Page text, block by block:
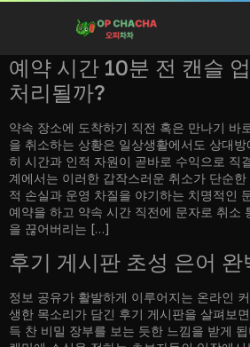
[작성자:]wee
예약 시간 10분 전 캔슬
처리될까?
약속 장소에 도착하기 직전 혹은 만나기 바
을 취소하는 상황은 일상생활에서도 상대
히 시간과 인적 자원이 곧바로 수익으로 직
계에서는 이러한 갑작스러운 취소가 단순
적 손실과 운영 차질을 야기하는 치명적인
예약을 하고 약속 시간 직전에 문자로 취소
을 끊어버리는 […]
후기 게시판 초성 은어 완
정보 공유가 활발하게 이루어지는 온라인
생한 목소리가 담긴 후기 게시판을 살펴보
득 찬 비밀 장부를 보는 듯한 느낌을 받게